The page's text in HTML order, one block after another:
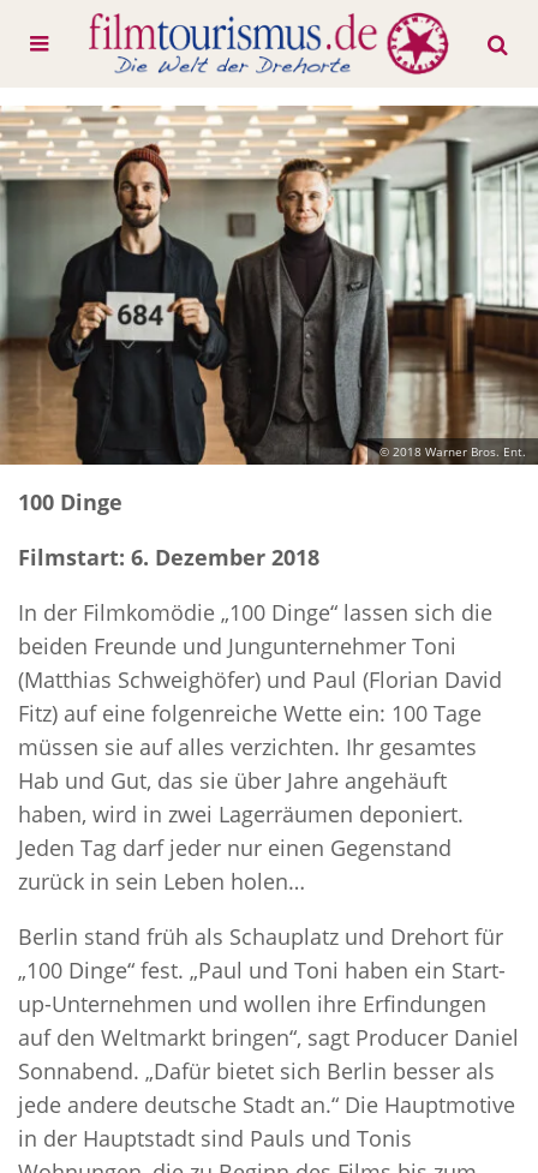
© 2018 Warner Bros. Ent.
100 Dinge
Filmstart: 6. Dezember 2018
In der Filmkomödie „100 Dinge“ lassen sich die
beiden Freunde und Jungunternehmer Toni
(Matthias Schweighöfer) und Paul (Florian David
Fitz) auf eine folgenreiche Wette ein: 100 Tage
müssen sie auf alles verzichten. Ihr gesamtes
Hab und Gut, das sie über Jahre angehäuft
haben, wird in zwei Lagerräumen deponiert.
Jeden Tag darf jeder nur einen Gegenstand
zurück in sein Leben holen…
Berlin stand früh als Schauplatz und Drehort für
„100 Dinge“ fest. „Paul und Toni haben ein Start-
up-Unternehmen und wollen ihre Erfindungen
auf den Weltmarkt bringen“, sagt Producer Daniel
Sonnabend. „Dafür bietet sich Berlin besser als
jede andere deutsche Stadt an.“ Die Hauptmotive
in der Hauptstadt sind Pauls und Tonis